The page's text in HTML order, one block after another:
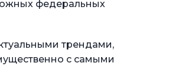
федеральных
трендами,
с самыми